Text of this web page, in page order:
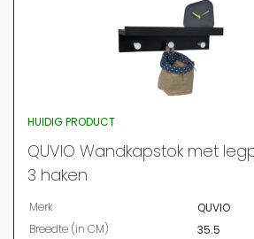
HUIDIG PRODUCT
QUVIO Wandkapstok met
3 haken
Merk
QUVIO
Breedte (in CM)
35.5